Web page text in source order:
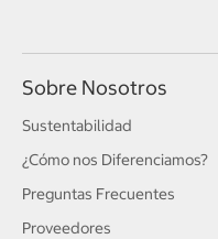
Sobre Nosotros
Sustentabilidad
¿Cómo nos Diferenciamos?
Preguntas Frecuentes
Proveedores